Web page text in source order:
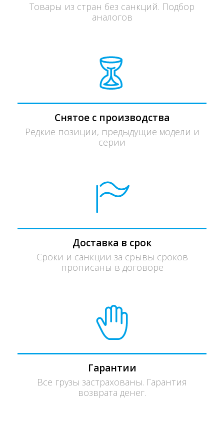
Товары из стран без санкций. Подбор
аналогов
Снятое с производства
Редкие позиции, предыдущие модели и
серии
Доставка в срок
Сроки и санкции за срывы сроков
прописаны в договоре
Гарантии
Все грузы застрахованы. Гарантия
возврата денег.